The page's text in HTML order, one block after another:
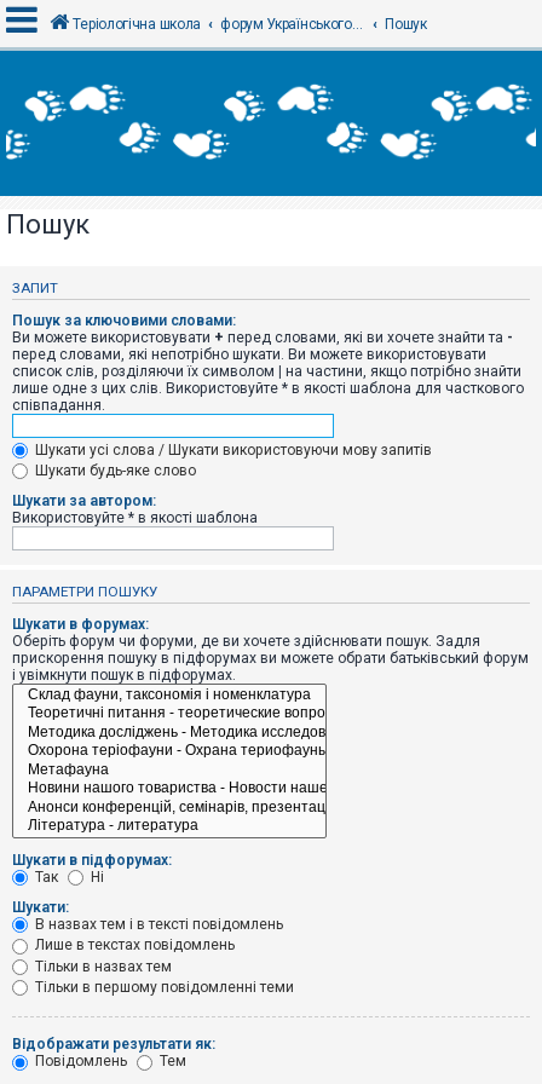
х
і
Р
с
р
а
ц
і
я
Т
е
м
и
б
і
п
о
в
і
д
в
н
т
е
м
и
о
ш
Теріологічна школа форум Українського теріологічного товариства Пошук
Пошук
ЗАПИТ
Пошук за ключовими словами:
Ви можете використовувати + перед словами, які ви хочете знайти та -
перед словами, які непотрібно шукати. Ви можете використовувати
список слів, розділяючи їх символом | на частини, якщо потрібно знайти
лише одне з цих слів. Використовуйте * в якості шаблона для часткового
співпадання.
Шукати усі слова / Шукати використовуючи мову запитів
Шукати будь-яке слово
Шукати за автором:
Використовуйте * в якості шаблона
ПАРАМЕТРИ ПОШУКУ
Шукати в форумах:
Оберіть форум чи форуми, де ви хочете здійснювати пошук. Задля
прискорення пошуку в підфорумах ви можете обрати батьківський форум
і увімкнути пошук в підфорумах.
Шукати в підфорумах:
Так
Ні
Шукати:
В назвах тем і в тексті повідомлень
Лише в текстах повідомлень
Тільки в назвах тем
Тільки в першому повідомленні теми
Відображати результати як:
Повідомлень
Тем